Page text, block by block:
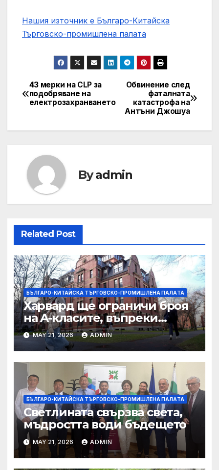
Нашия източник е Българо-Китайска
Търговско-промишлена палaта
Post
navigation
Обвинение след
фаталната
катастрофа на
Антъни Джошуа
43 мерки на CLP за
подобряване на
електрозахранването
Byadmin
Related Post
БЪЛГАРО-КИТАЙСКА ТЪРГОВСКО-ПРОМИШЛЕНА ПАЛAТА
Харвард ще ограничи броя
на A-класите, въпреки
силната съпротива на
студентите
MAY 21, 2026 ADMIN
БЪЛГАРО-КИТАЙСКА ТЪРГОВСКО-ПРОМИШЛЕНА ПАЛAТА
Светлината свързва света,
мъдростта води бъдещето
MAY 21, 2026 ADMIN